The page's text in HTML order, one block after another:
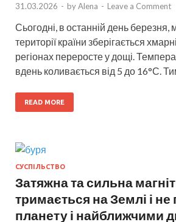
31.03.2026 - byAlena - Leave a Comment
Сьогодні, в останній день березня,
території країни зберігається
регіонах переросте у дощі.
вдень коливається від 5 до 16°С.
READ MORE
СУСПІЛЬСТВО
Затяжна та сильна
тримається на Землі і
планету і найближчими